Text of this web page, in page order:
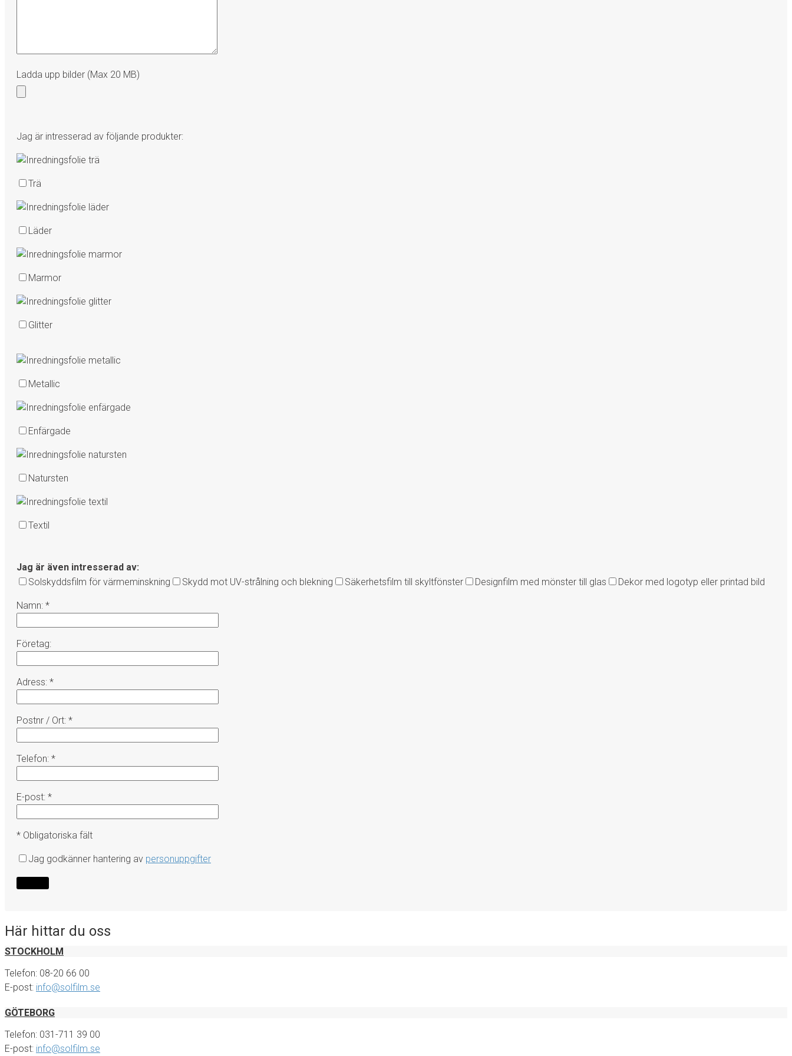
Ladda upp bilder (Max 20 MB)
Jag är intresserad av följande produkter:
Trä
Läder
Marmor
Glitter
Metallic
Enfärgade
Natursten
Textil
Jag är även intresserad av:
Solskyddsfilm för värmeminskning
Skydd mot UV-strålning och blekning Säkerhetsfilm till skyltfönster Designfilm med mönster till glas Dekor med logotyp eller printad bild
Namn: *
Företag:
Adress: *
Postnr / Ort: *
Telefon: *
E-post: *
* Obligatoriska fält
Jag godkänner hantering av personuppgifter
Här hittar du oss
STOCKHOLM
Telefon: 08-20 66 00
E-post: info@solfilm.se
GÖTEBORG
Telefon: 031-711 39 00
E-post: info@solfilm.se